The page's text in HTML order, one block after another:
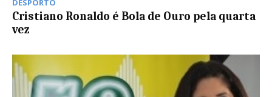
DESPORTO
Cristiano Ronaldo é Bola de Ouro pela quarta
vez